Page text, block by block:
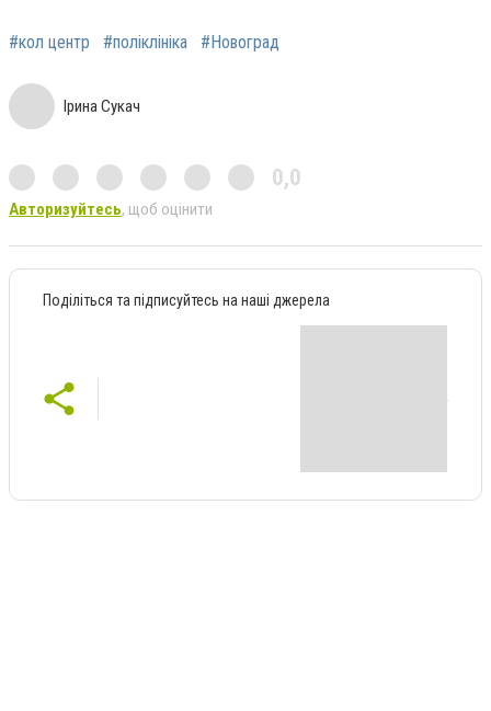
#кол центр #поліклініка #Новоград
Ірина Сукач
0,0
Авторизуйтесь, щоб оцінити
Поділіться та підписуйтесь на наші джерела